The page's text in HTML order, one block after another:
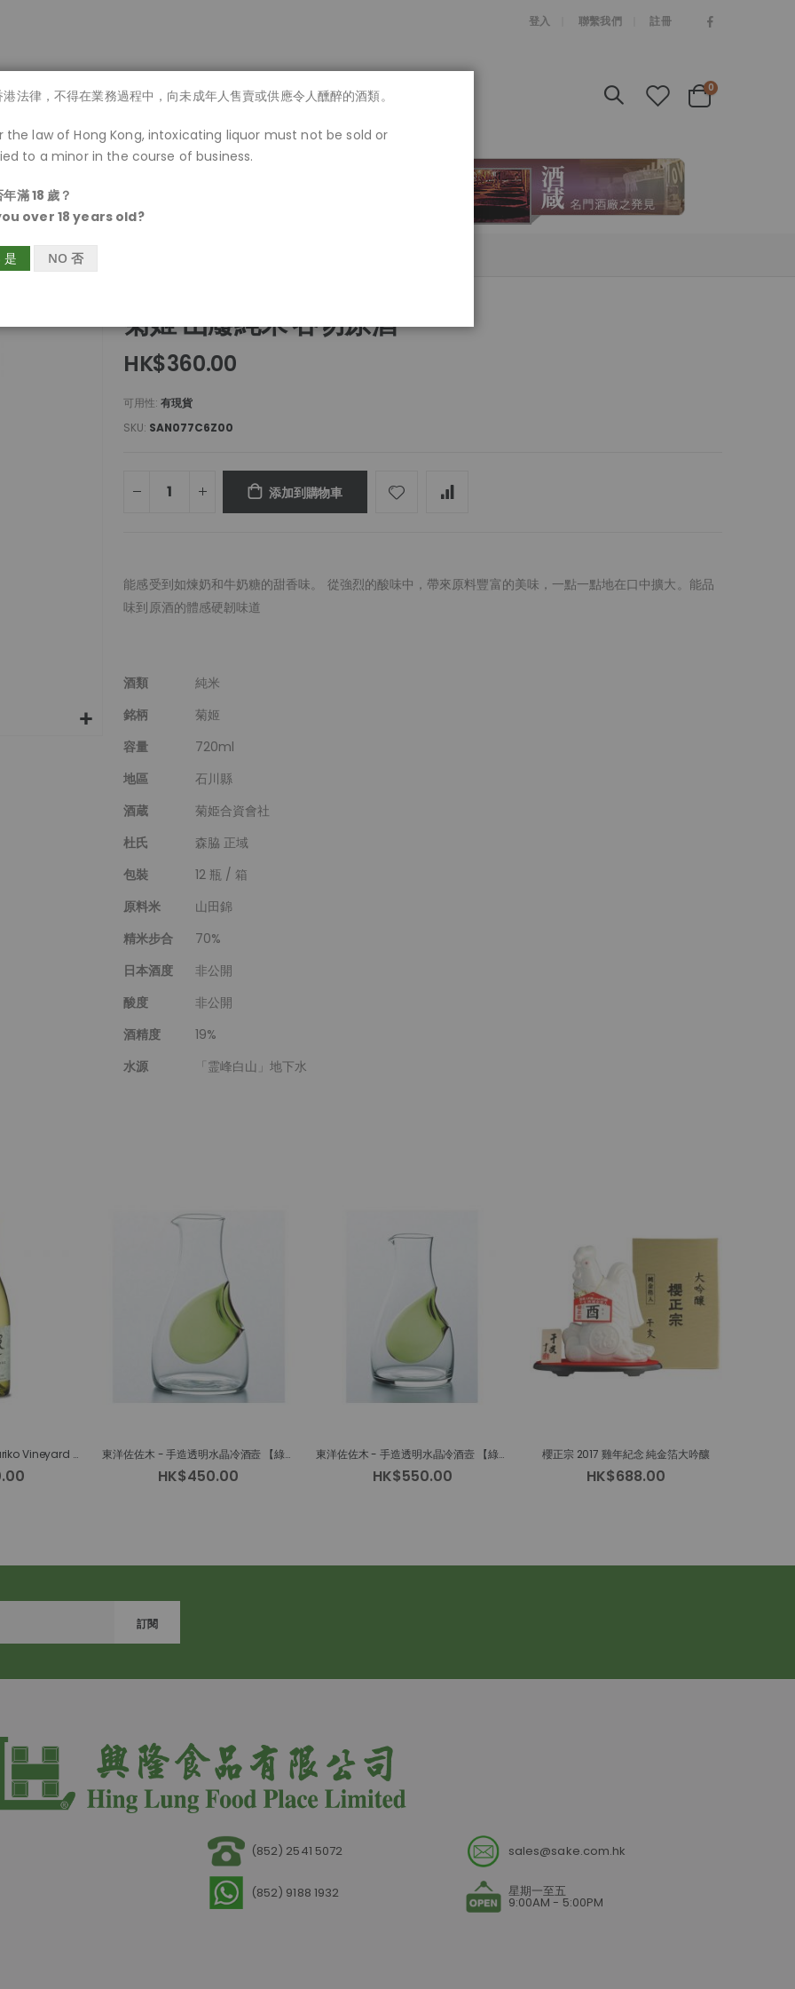
登入 聯繫我們 註冊
一覽 Cart
0items
菊姬 山廢純米 吞切原酒
HK$360.00
可用性: 有現貨
SKU SAN077C6Z00
添加到購物車
能感受到如煉奶和牛奶糖的甜香味。 從強烈的酸味中，帶來原料豐富的美味，一點一點地在口中擴大。能品
味到原酒的體感硬韌味道
更
信
息
酒類
純米
銘柄
菊姬
容量
720ml
地區
石川縣
酒蔵
菊姫合資會社
杜氏
森脇 正域
包裝
12 瓶 / 箱
原料米
山田錦
精米步合
70%
日本酒度
非公開
酸度
非公開
酒精度
19%
水源
「霊峰白山」地下水
Chateau Mercian Mariko Vineyard Sauvignon Blanc 東洋佐佐木 - 手造透明水晶冷酒壼 【綠色德利】370ml
HK$450.00
東洋佐佐木 - 手造透明水晶冷酒壼 【綠色德利】 550ml
HK$550.00
櫻正宗 2017 雞年紀念 純金箔大吟釀
HK$688.00
訂閱
(852) 2541 5072 sales@sake.com.hk
(852) 9188 1932 星期一至五
9:00AM - 5:00PM
法律，不得在業務過程中，向未成年人售賣或供應令人醺醉的酒類。
the law of Hong Kong, intoxicating liquor must not be sold or
to a minor in the course of business.
滿 18 歲？
over 18 years old?
是 NO 否